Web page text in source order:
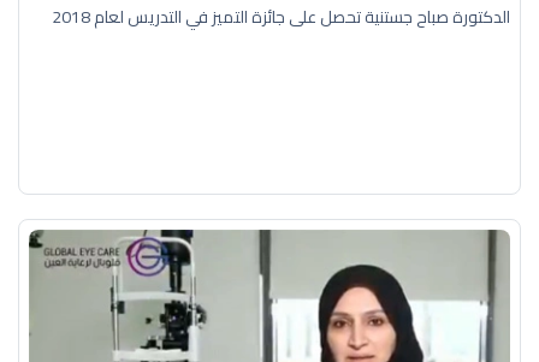
الدكتورة صباح جستنية تحصل على جائزة التميز في التدريس لعام 2018